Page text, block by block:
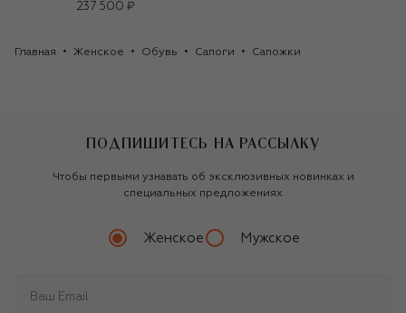
237 500 ₽
Главная Женское Обувь Сапоги Сапожки
ПОДПИШИТЕСЬ НА РАССЫЛКУ
Чтобы первыми узнавать об эксклюзивных новинках и
специальных предложениях
Женское Мужское